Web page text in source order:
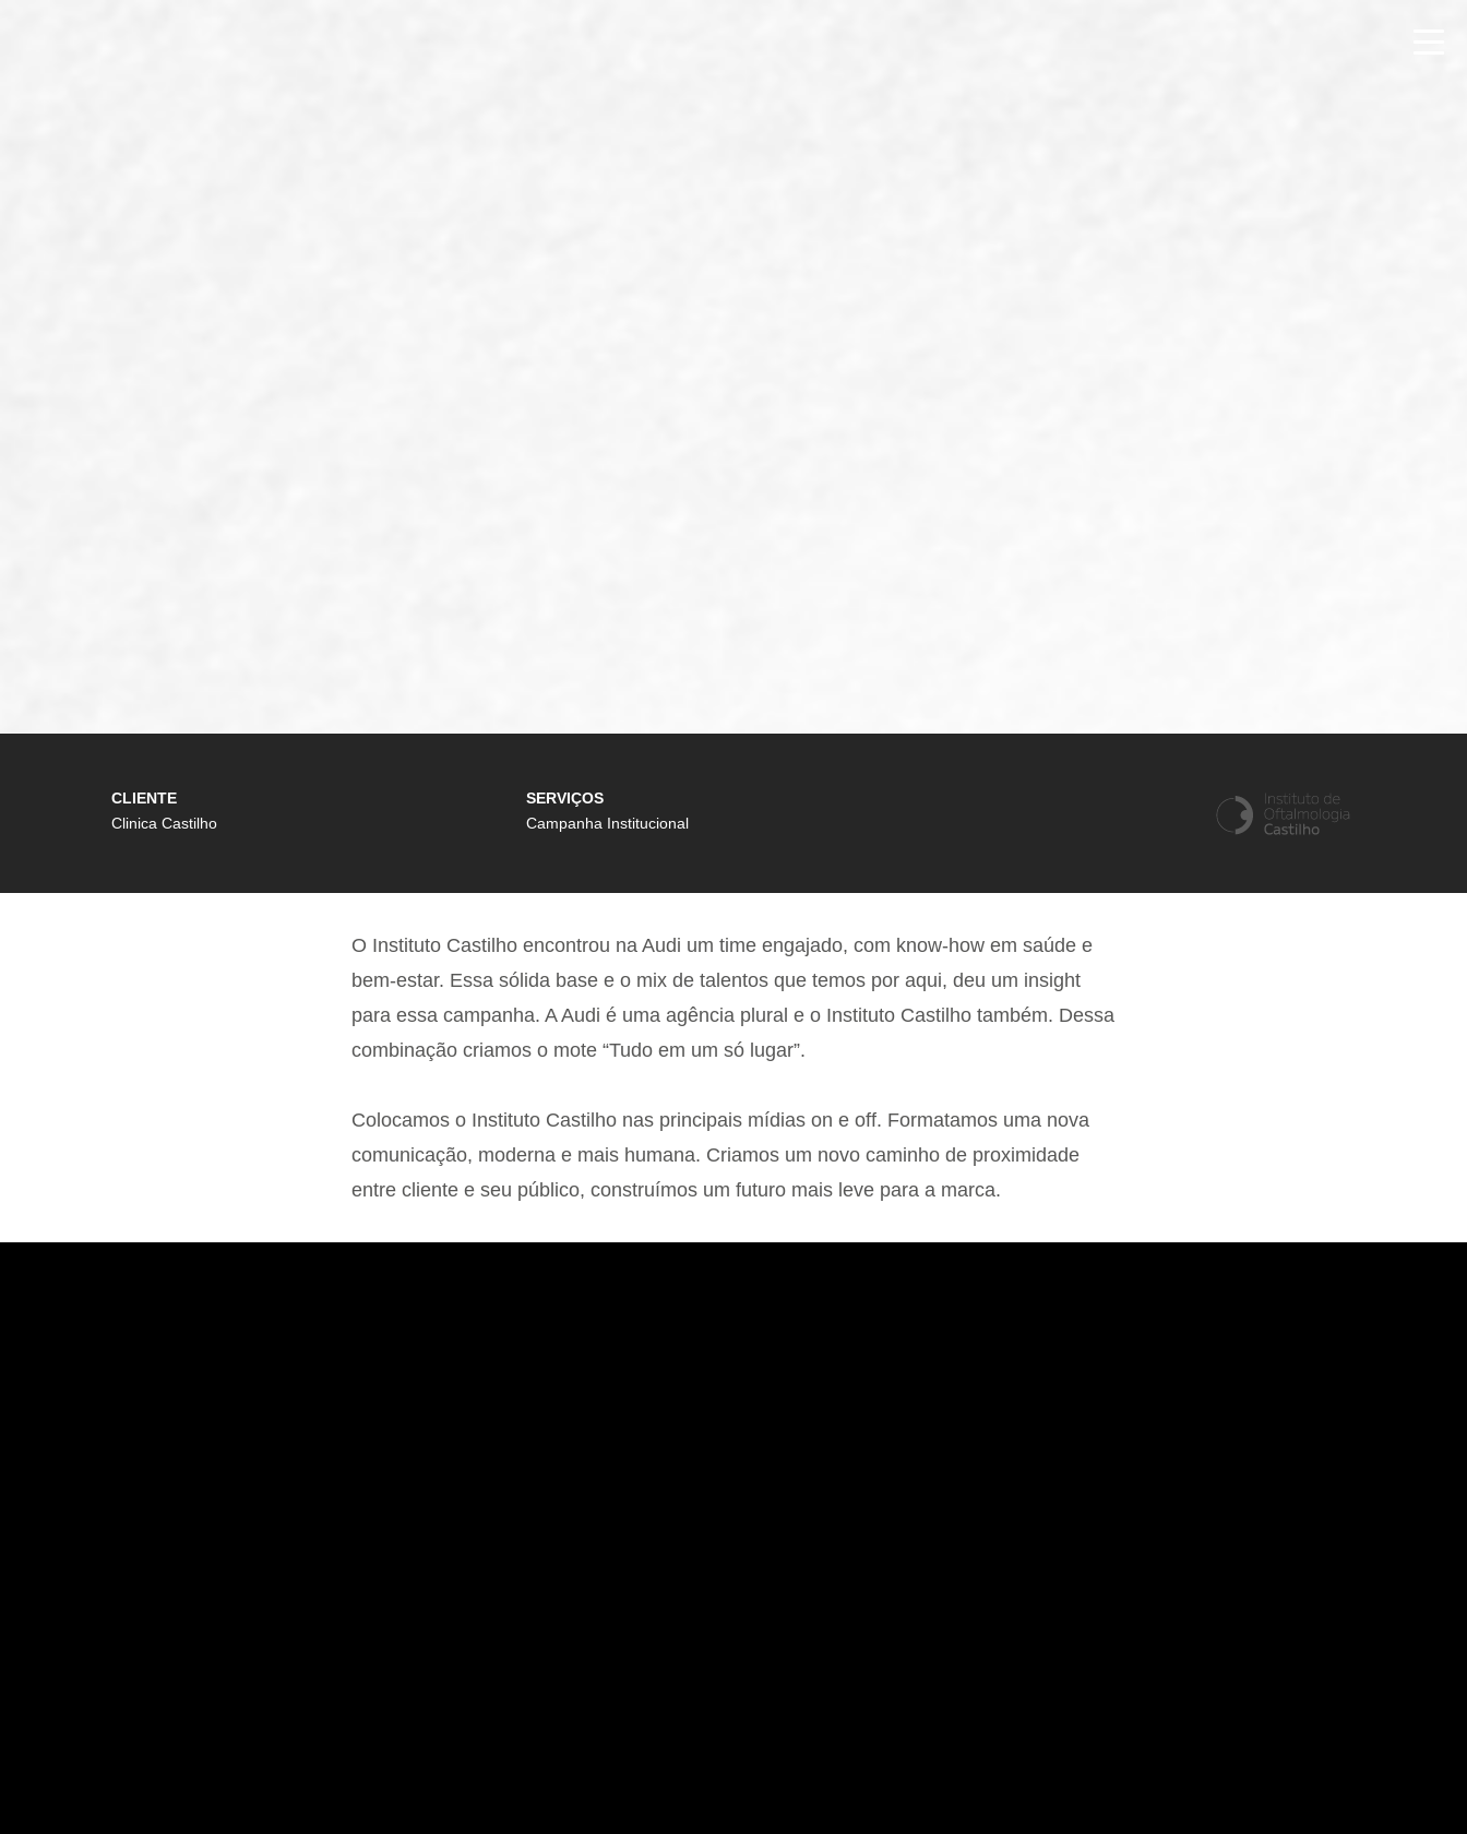
CLIENTE
Clinica Castilho
SERVIÇOS
Campanha Institucional
O Instituto Castilho encontrou na Audi um time engajado, com know-how em saúde e
bem-estar. Essa sólida base e o mix de talentos que temos por aqui, deu um insight
para essa campanha. A Audi é uma agência plural e o Instituto Castilho também. Dessa
combinação criamos o mote “Tudo em um só lugar”.
Colocamos o Instituto Castilho nas principais mídias on e off. Formatamos uma nova
comunicação, moderna e mais humana. Criamos um novo caminho de proximidade
entre cliente e seu público, construímos um futuro mais leve para a marca.